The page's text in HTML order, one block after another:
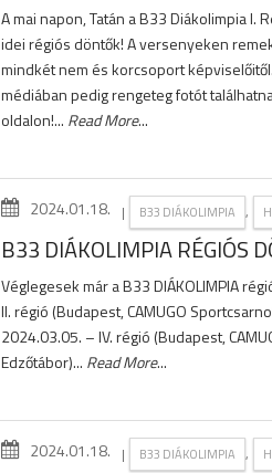
A mai napon, Tatán a B33 Diákolimpia
idei régiós döntők! A versenyeken
mindkét nem és korcsoport
médiában pedig rengeteg fotót
oldalon!... Read More...
2024.01.18. | B33 DIÁKOLIMPIA ,
B33 DIÁKOLIMPIA RÉGIÓS
Véglegesek már a B33 DIÁKOLIMPIA
II. régió (Budapest, CAMUGO
2024.03.05. – IV. régió (Budapest,
Edzőtábor)... Read More...
2024.01.18. | B33 DIÁKOLIMPIA ,